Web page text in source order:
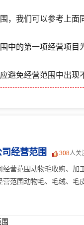
，我们可以参考上
中的第一项经营项
避免经营范围中出现
经营范围 308人关
经营范围动物毛收购、加
营范围动物毛、毛绒、毛